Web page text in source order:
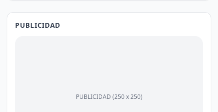
PUBLICIDAD
PUBLICIDAD (250 x 250)